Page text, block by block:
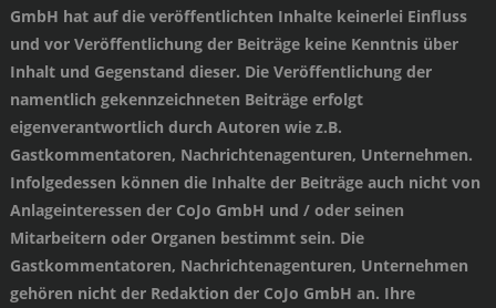
GmbH hat auf die veröffentlichten Inhalte keinerlei Einfluss
und vor Veröffentlichung der Beiträge keine Kenntnis über
Inhalt und Gegenstand dieser. Die Veröffentlichung der
namentlich gekennzeichneten Beiträge erfolgt
eigenverantwortlich durch Autoren wie z.B.
Gastkommentatoren, Nachrichtenagenturen, Unternehmen.
Infolgedessen können die Inhalte der Beiträge auch nicht von
Anlageinteressen der CoJo GmbH und / oder seinen
Mitarbeitern oder Organen bestimmt sein. Die
Gastkommentatoren, Nachrichtenagenturen, Unternehmen
gehören nicht der Redaktion der CoJo GmbH an. Ihre